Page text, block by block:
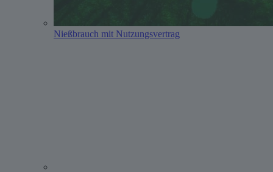
Nießbrauch mit Nutzungsvertrag